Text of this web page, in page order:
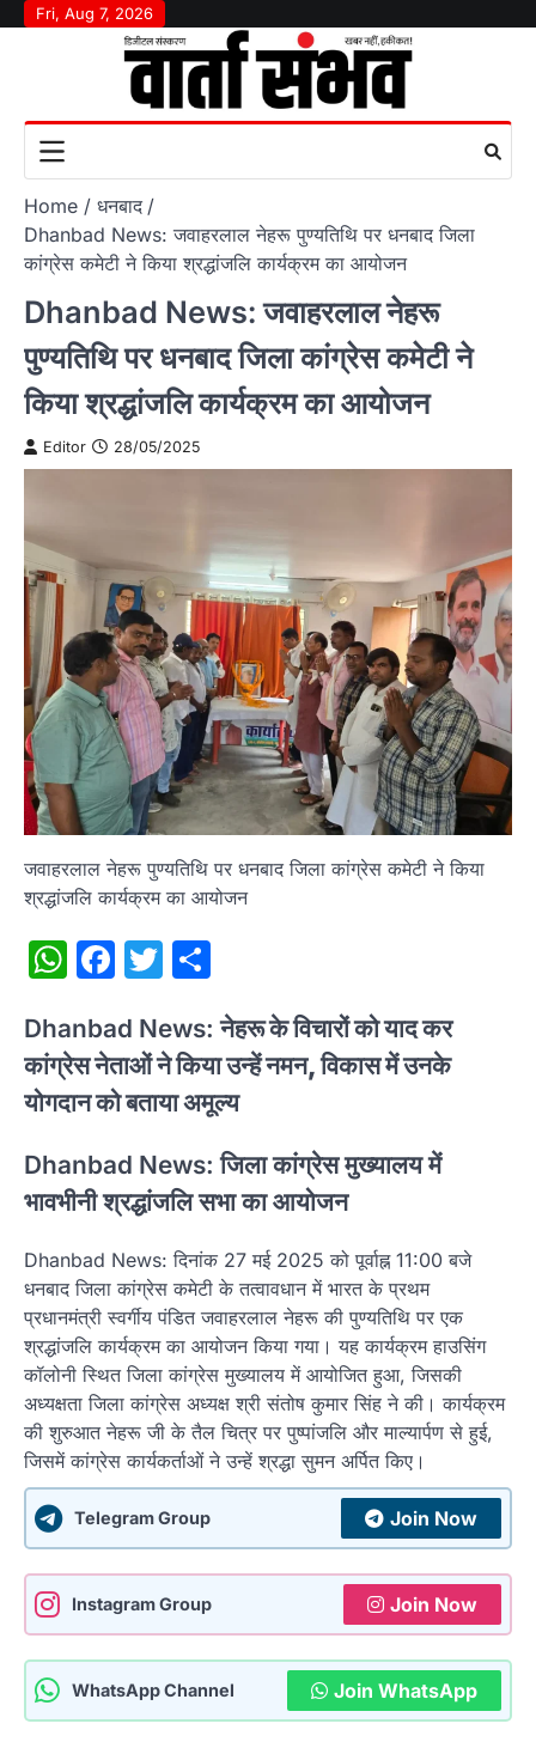
SkipFri, Aug 7, 2026
Home
धनबाद
Dhanbad News: जवाहरलाल नेहरू पुण्यतिथि पर धनबाद जिला
कांग्रेस कमेटी ने किया श्रद्धांजलि कार्यक्रम का आयोजन
Dhanbad News: जवाहरलाल नेहरू
पुण्यतिथि पर धनबाद जिला कांग्रेस कमेटी ने
किया श्रद्धांजलि कार्यक्रम का आयोजन
Editor 28/05/2025
जवाहरलाल नेहरू पुण्यतिथि पर धनबाद जिला कांग्रेस कमेटी ने किया
श्रद्धांजलि कार्यक्रम का आयोजन
WhatsApp
Facebook
Twitter
Dhanbad News:नेहरू के विचारों को याद कर
कांग्रेस नेताओं ने किया उन्हें नमन, विकास में उनके
योगदान को बताया अमूल्य
Dhanbad News: जिला कांग्रेस मुख्यालय में
भावभीनी श्रद्धांजलि सभा का आयोजन
Dhanbad News: दिनांक 27 मई 2025 को पूर्वाह्न 11:00 बजे
धनबाद जिला कांग्रेस कमेटी के तत्वावधान में भारत के प्रथम
प्रधानमंत्री स्वर्गीय पंडित जवाहरलाल नेहरू की पुण्यतिथि पर एक
श्रद्धांजलि कार्यक्रम का आयोजन किया गया। यह कार्यक्रम हाउसिंग
कॉलोनी स्थित जिला कांग्रेस मुख्यालय में आयोजित हुआ, जिसकी
अध्यक्षता जिला कांग्रेस अध्यक्ष श्री संतोष कुमार सिंह ने की। कार्यक्रम
की शुरुआत नेहरू जी के तैल चित्र पर पुष्पांजलि और माल्यार्पण से हुई,
जिसमें कांग्रेस कार्यकर्ताओं ने उन्हें श्रद्धा सुमन अर्पित किए।
Telegram Group Join Now
Instagram Group Join Now
WhatsApp Channel Join WhatsApp